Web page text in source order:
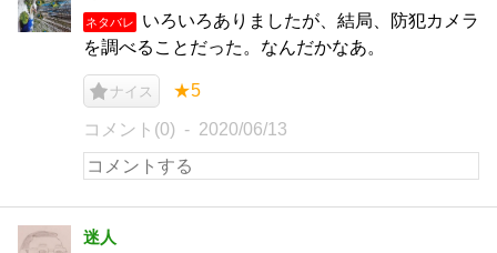
ネタバレ
いろいろありましたが、結局、防犯カメラ
を調べることだった。なんだかなあ。
ナイス ★5
コメント(0) 2020/06/13
迷人